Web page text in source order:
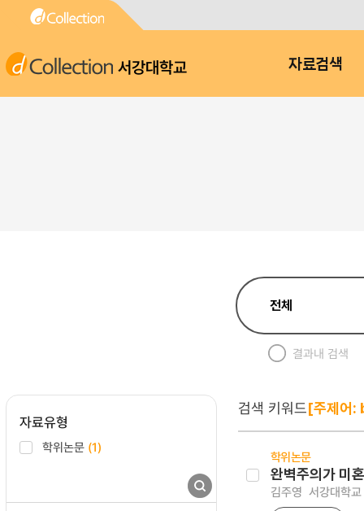
서강대학교 자료검색
결과내 검색
자료유형
학위논문 (1)
검색 키워드[주제어
학위논문
완벽주의가 미
김주영 서강대학